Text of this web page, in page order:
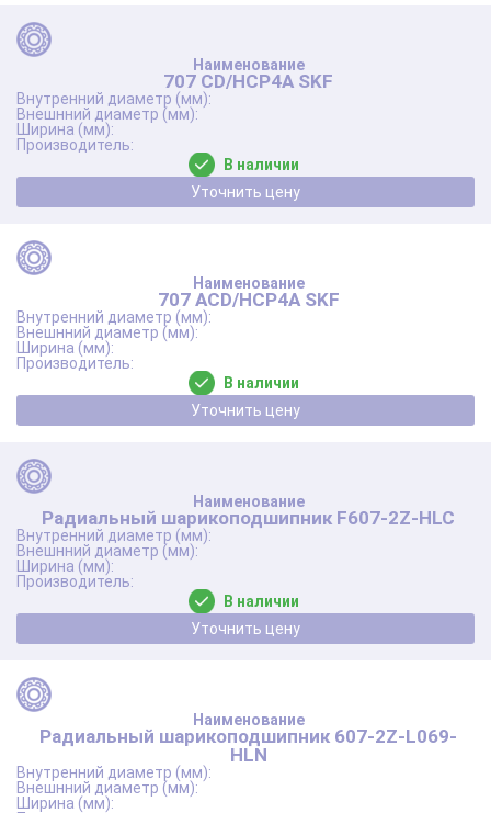
707 CD/HCP4A SKF
В наличии
Уточнить цену
707 ACD/HCP4A SKF
В наличии
Уточнить цену
Радиальный шарикоподшипник F607-2Z-HLC
В наличии
Уточнить цену
Радиальный шарикоподшипник 607-2Z-L069-
HLN